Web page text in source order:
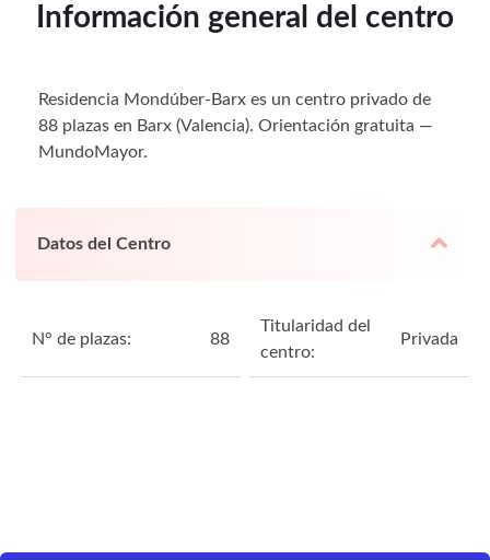
Información general del centro
Residencia Mondúber-Barx es un centro privado de
88 plazas en Barx (Valencia). Orientación gratuita —
MundoMayor.
Datos del Centro
N° de plazas: 88
Titularidad del
centro:
Privada